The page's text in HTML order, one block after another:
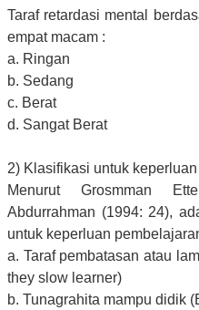
Taraf retardasi mental
empat macam :
a. Ringan
b. Sedang
c. Berat
d. Sangat Berat
2) Klasifikasi untuk
Menurut Grosmman
Abdurrahman (1994: 24),
untuk keperluan
a. Taraf pembatasan atau
they slow learner)
b. Tunagrahita mampu didik